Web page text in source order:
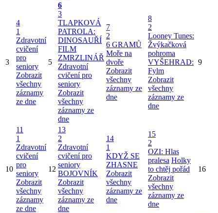
3
4
1
Zdravotní
cvičení
pro
seniory
Zobrazit
všechny
záznamy
ze dne
5
6
3
TLAPKOVÁ
PATROLA:
DINOSAUŘÍ
FILM
ZMRZLINÁŘ
Zdravotní
cvičení pro
seniory
Zobrazit
všechny
záznamy ze
dne
7
2
6 GRAMŮ
Moře na
dvoře
Zobrazit
všechny
záznamy ze
dne
8
2
Looney Tunes:
Žvýkačková
pohroma
VYŠEHRAD:
Fylm
Zobrazit
všechny
záznamy ze
dne
9
10
11
1
Zdravotní
cvičení
pro
seniory
Zobrazit
všechny
záznamy
ze dne
12
13
2
Zdravotní
cvičení pro
seniory
BOJOVNÍK
Zobrazit
všechny
záznamy ze
dne
14
1
KDYŽ SE
ZHASNE
Zobrazit
všechny
záznamy ze
dne
15
2
OZI: Hlas
pralesa Holky
to chtěj pořád
Zobrazit
všechny
záznamy ze
dne
16